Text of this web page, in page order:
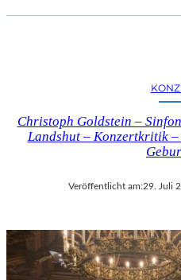
Christoph Goldstein –
Landshut – Konzertkritik
Veröffentlicht am:29. Juli